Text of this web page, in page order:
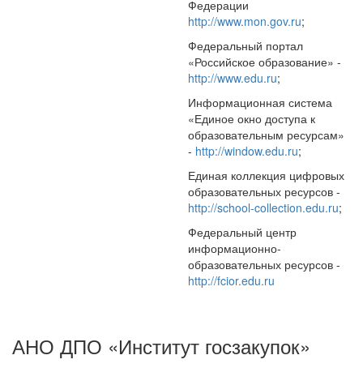
Федерации
http://www.mon.gov.ru;
Федеральный портал
«Российское образование» -
http://www.edu.ru;
Информационная система
«Единое окно доступа к
образовательным ресурсам»
- http://window.edu.ru;
Единая коллекция цифровых
образовательных ресурсов -
http://school-collection.edu.ru;
Федеральный центр
информационно-
образовательных ресурсов -
http://fcior.edu.ru
АНО ДПО «Институт госзакупок»